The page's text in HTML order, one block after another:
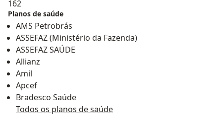
162
Planos de saúde
AMS Petrobrás
ASSEFAZ (Ministério da Fazenda)
ASSEFAZ SAÚDE
Allianz
Amil
Apcef
Bradesco Saúde
Todos os planos de saúde